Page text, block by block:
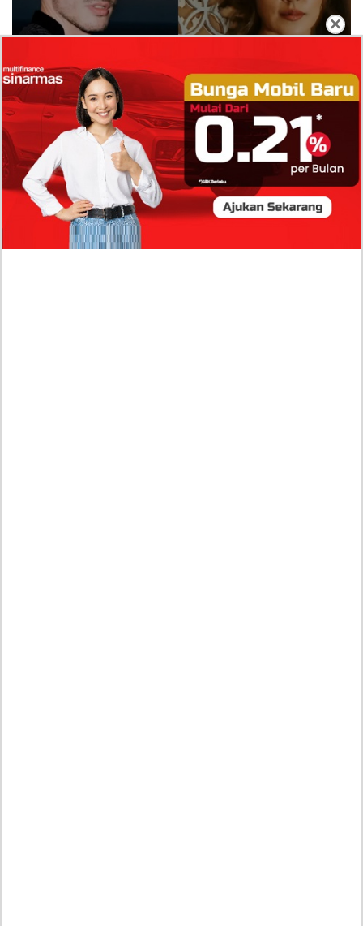
×
Molinie Terkuak, Diduga jadi Isyarat Go
Publik?
Profil Biodata Mathis Molinié, Chef Prancis Pacar
Baru Raisa Andriana yang Kini Resmi Go Publik?
Sumber Penghasilan Asila Maisa Apa Saja? Dituding
Beli Barang Branded Pakai Uang Ayah yang Jadi
Wabup!